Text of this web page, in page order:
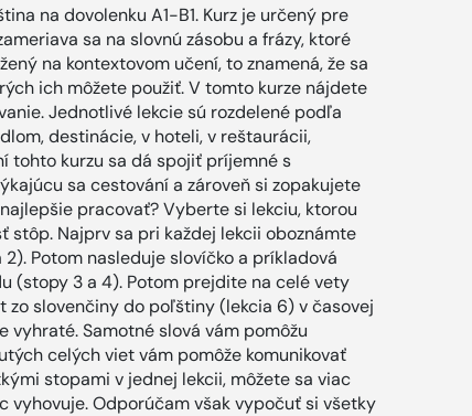
na dovolenku A1-B1. Kurz je určený pre
sa na slovnú zásobu a frázy, ktoré
na kontextovom učení, to znamená, že sa
ich môžete použiť. V tomto kurze nájdete
Jednotlivé lekcie sú rozdelené podľa
destinácie, v hoteli, v reštaurácii,
tohto kurzu sa dá spojiť príjemné s
sa cestování a zároveň si zopakujete
pracovať? Vyberte si lekciu, ktorou
stôp. Najprv sa pri každej lekcii oboznámte
Potom nasleduje slovíčko a príkladová
(stopy 3 a 4). Potom prejdite na celé vety
slovenčiny do poľštiny (lekcia 6) v časovej
Samotné slová vám pomôžu
celých viet vám pomôže komunikovať
stopami v jednej lekcii, môžete sa viac
vyhovuje. Odporúčam však vypočuť si všetky